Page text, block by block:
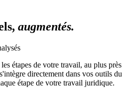
augmentés.
étapes de votre travail, au plus près
directement dans vos outils du
étape de votre travail juridique.